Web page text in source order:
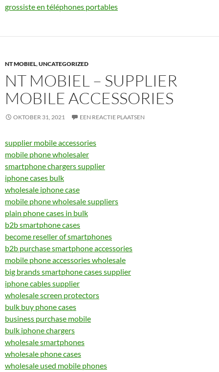
grossiste en téléphones portables
NT MOBIEL,UNCATEGORIZED
NT MOBIEL – SUPPLIER
MOBILE ACCESSORIES
OKTOBER 31, 2021 EEN REACTIE PLAATSEN
supplier mobile accessories
mobile phone wholesaler
smartphone chargers supplier
iphone cases bulk
wholesale iphone case
mobile phone wholesale suppliers
plain phone cases in bulk
b2b smartphone cases
become reseller of smartphones
b2b purchase smartphone accessories
mobile phone accessories wholesale
big brands smartphone cases supplier
iphone cables supplier
wholesale screen protectors
bulk buy phone cases
business purchase mobile
bulk iphone chargers
wholesale smartphones
wholesale phone cases
wholesale used mobile phones